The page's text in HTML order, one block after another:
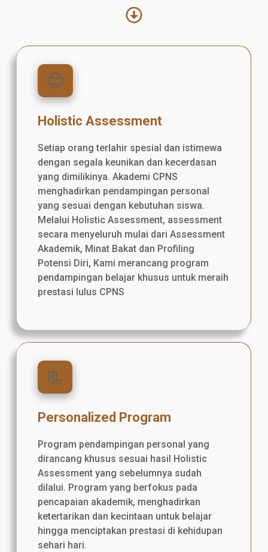
😊
Holistic Assessment
Setiap orang terlahir spesial dan istimewa
dengan segala keunikan dan kecerdasan
yang dimilikinya. Akademi CPNS
menghadirkan pendampingan personal
yang sesuai dengan kebutuhan siswa.
Melalui Holistic Assessment, assessment
secara menyeluruh mulai dari Assessment
Akademik, Minat Bakat dan Profiling
Potensi Diri, Kami merancang program
pendampingan belajar khusus untuk meraih
prestasi lulus CPNS
📃
Personalized Program
Program pendampingan personal yang
dirancang khusus sesuai hasil Holistic
Assessment yang sebelumnya sudah
dilalui. Program yang berfokus pada
pencapaian akademik, menghadirkan
ketertarikan dan kecintaan untuk belajar
hingga menciptakan prestasi di kehidupan
sehari hari.